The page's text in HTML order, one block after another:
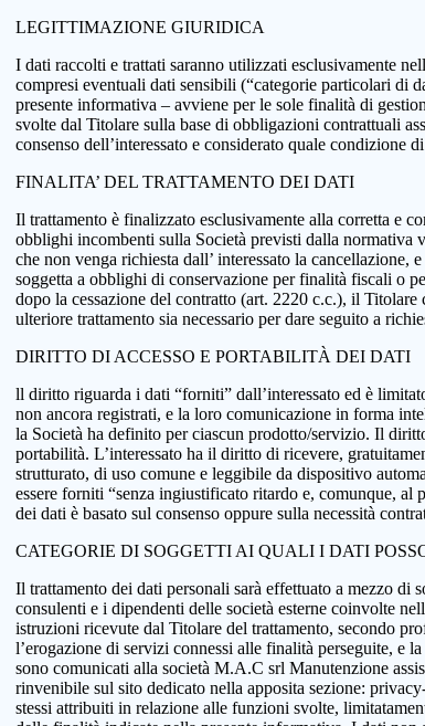
LEGITTIMAZIONE GIURIDICA
I dati raccolti e trattati saranno utilizzati esclusivamente
compresi eventuali dati sensibili (“categorie particolari di
presente informativa – avviene per le sole finalità di
svolte dal Titolare sulla base di obbligazioni contrattuali
consenso dell’interessato e considerato quale condizione
FINALITA’ DEL TRATTAMENTO DEI DATI
Il trattamento è finalizzato esclusivamente alla corretta e
obblighi incombenti sulla Società previsti dalla
che non venga richiesta dall’ interessato la
soggetta a obblighi di conservazione per finalità fiscali o
dopo la cessazione del contratto (art. 2220 c.c.), il
ulteriore trattamento sia necessario per dare seguito a
DIRITTO DI ACCESSO E PORTABILITÀ DEI DATI
ll diritto riguarda i dati “forniti” dall’interessato ed è
non ancora registrati, e la loro comunicazione in forma
la Società ha definito per ciascun prodotto/servizio. Il
portabilità. L’interessato ha il diritto di ricevere,
strutturato, di uso comune e leggibile da dispositivo
essere forniti “senza ingiustificato ritardo e, comunque,
dei dati è basato sul consenso oppure sulla necessità
CATEGORIE DI SOGGETTI AI QUALI I DATI
Il trattamento dei dati personali sarà effettuato a mezzo di
consulenti e i dipendenti delle società esterne coinvolte
istruzioni ricevute dal Titolare del trattamento, secondo
l’erogazione di servizi connessi alle finalità perseguite, e
sono comunicati alla società M.A.C srl Manutenzione
rinvenibile sul sito dedicato nella apposita sezione:
stessi attribuiti in relazione alle funzioni svolte,